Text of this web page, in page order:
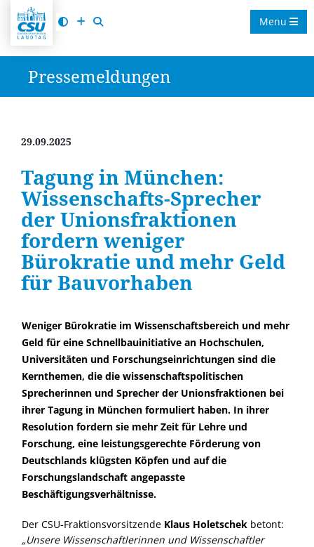
Menu
Pressemeldungen
29.09.2025
Tagung in München:
Wissenschafts-Sprecher
der Unionsfraktionen
fordern weniger
Bürokratie und mehr Geld
für Bauvorhaben
Weniger Bürokratie im Wissenschaftsbereich und mehr
Geld für eine Schnellbauinitiative an Hochschulen,
Universitäten und Forschungseinrichtungen sind die
Kernthemen, die die wissenschaftspolitischen
Sprecherinnen und Sprecher der Unionsfraktionen bei
ihrer Tagung in München formuliert haben. In ihrer
Resolution fordern sie mehr Zeit für Lehre und
Forschung, eine leistungsgerechte Förderung von
Deutschlands klügsten Köpfen und auf die
Forschungslandschaft angepasste
Beschäftigungsverhältnisse.
Der CSU-Fraktionsvorsitzende Klaus Holetschek betont:
Unsere Wissenschaftlerinnen und Wissenschaftler